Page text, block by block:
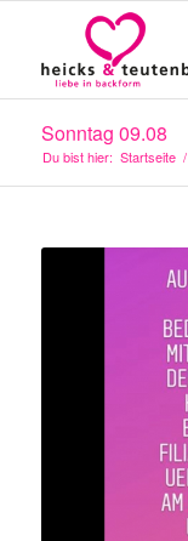
Sonntag 09.08
Du bist hier: Startseite /